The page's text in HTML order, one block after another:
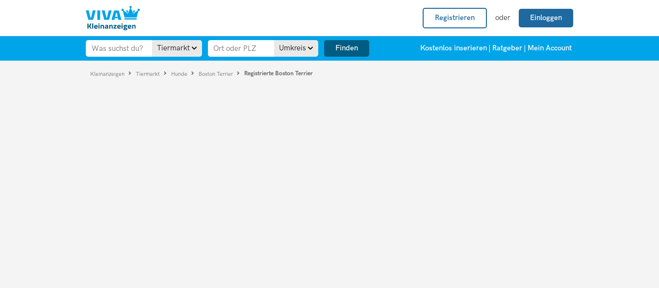
Registrieren oder Einloggen
Tiermarkt Umkreis Finden Kostenlos inserieren Ratgeber Mein Account
Kleinanzeigen Tiermarkt Hunde Boston Terrier Registrierte Boston Terrier